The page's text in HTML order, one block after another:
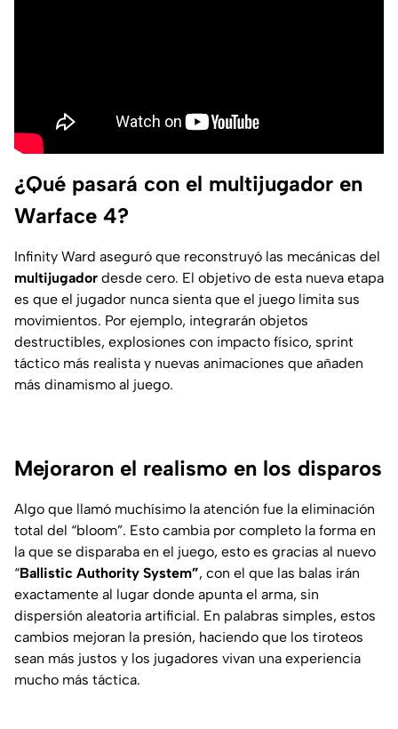
¿Qué pasará con el multijugador en
Warface 4?
Infinity Ward aseguró que reconstruyó las mecánicas del
multijugador desde cero. El objetivo de esta nueva etapa
es que el jugador nunca sienta que el juego limita sus
movimientos. Por ejemplo, integrarán objetos
destructibles, explosiones con impacto físico, sprint
táctico más realista y nuevas animaciones que añaden
más dinamismo al juego.
Mejoraron el realismo en los disparos
Algo que llamó muchísimo la atención fue la eliminación
total del “bloom”. Esto cambia por completo la forma en
la que se disparaba en el juego, esto es gracias al nuevo
“Ballistic Authority System”, con el que las balas irán
exactamente al lugar donde apunta el arma, sin
dispersión aleatoria artificial. En palabras simples, estos
cambios mejoran la presión, haciendo que los tiroteos
sean más justos y los jugadores vivan una experiencia
mucho más táctica.